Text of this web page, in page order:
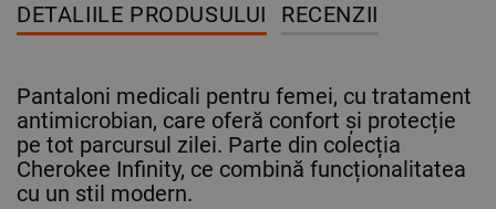
DETALIILE PRODUSULUI RECENZII
Pantaloni medicali pentru femei, cu tratament
antimicrobian, care oferă confort și protecție
pe tot parcursul zilei. Parte din colecția
Cherokee Infinity, ce combină funcționalitatea
cu un stil modern.